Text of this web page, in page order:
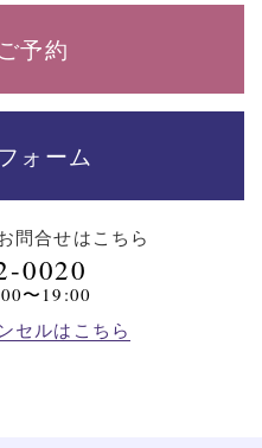
予約
ォーム
問合せはこちら
0020
〜19:00
セルはこちら